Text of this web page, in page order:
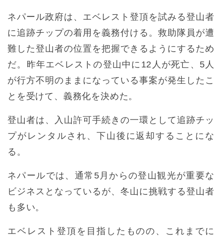
ネパール政府は、エベレスト登頂を試みる登山者
に追跡チップの着用を義務付ける。救助隊員が遭
難した登山者の位置を把握できるようにするため
だ。昨年エベレストの登山中に12人が死亡、5人
が行方不明のままになっている事案が発生したこ
とを受けて、義務化を決めた。
登山者は、入山許可手続きの一環として追跡チッ
プがレンタルされ、下山後に返却することにな
る。
ネパールでは、通常5月からの登山観光が重要な
ビジネスとなっているが、冬山に挑戦する登山者
も多い。
エベレスト登頂を目指したものの、これまでに